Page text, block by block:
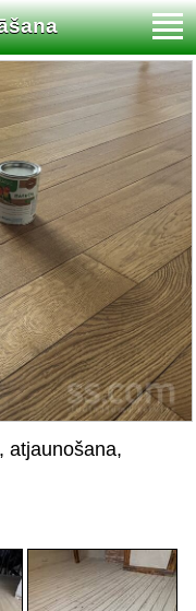
atjaunošana,